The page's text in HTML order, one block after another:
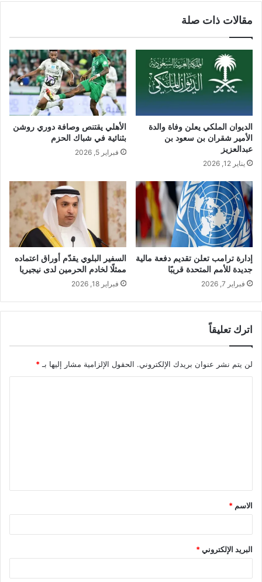
مقالات ذات صلة
الديوان الملكي يعلن وفاة والدة
الأمير شقران بن سعود بن
عبدالعزيز
يناير 12, 2026
الأهلي يقتنص وصافة دوري روشن
بثنائية في شباك الحزم
فبراير 5, 2026
إدارة ترامب تعلن تقديم دفعة مالية
جديدة للأمم المتحدة قريبًا
فبراير 7, 2026
السفير البلوي يقدّم أوراق اعتماده
ممثلًا لخادم الحرمين لدى نيجيريا
فبراير 18, 2026
اترك تعليقاً
لن يتم نشر عنوان بريدك الإلكتروني. الحقول الإلزامية مشار إليها بـ *
ق
*
الاسم *
البريد الإلكتروني*